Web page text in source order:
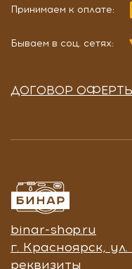
Принимаем к оплате:
Бываем в соц. сетях:
ДОГОВОР
binar-shop.ru
г. Красноярск,
реквизиты